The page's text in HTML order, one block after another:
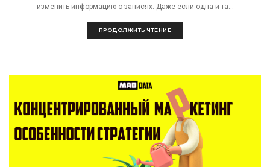
изменить информацию о записях. Даже если одна и та...
ПРОДОЛЖИТЬ ЧТЕНИЕ